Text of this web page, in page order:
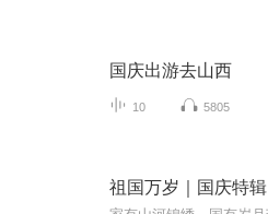
国庆出游去山西
10 5805
祖国万岁｜国庆特辑